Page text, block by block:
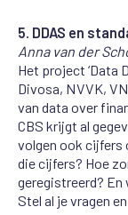
5. DDAS en
Anna van der
Het project ‘Data
Divosa, NVVK,
van data over
CBS krijgt al
volgen ook cijfers
die cijfers? Hoe
geregistreerd?
Stel al je vragen